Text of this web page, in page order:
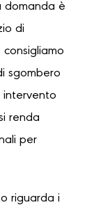
domanda è
di
sgombero
intervento
renda
per
riguarda i